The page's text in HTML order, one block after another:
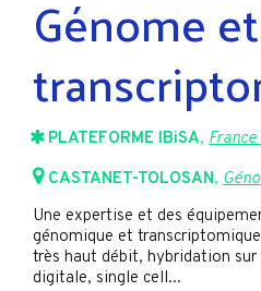
Génome et
PLATEFORME IBiSA, France
CASTANET-TOLOSAN,
Une expertise et des
génomique et
très haut débit, hybridation sur
digitale, single cell...